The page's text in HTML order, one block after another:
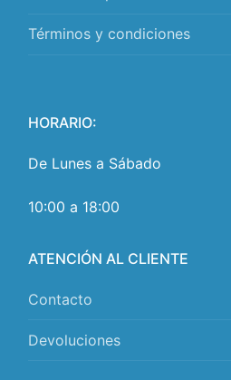
Términos y condiciones
HORARIO:
De Lunes a Sábado
10:00 a 18:00
ATENCIÓN AL CLIENTE
Contacto
Devoluciones